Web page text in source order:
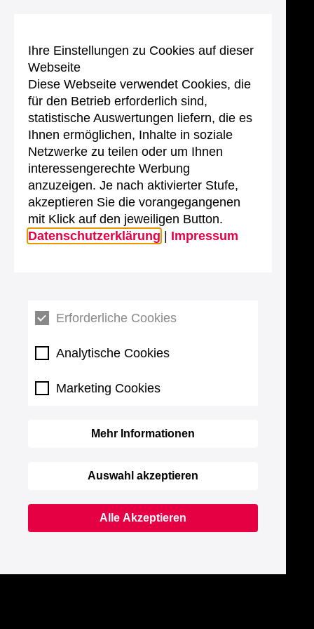
Ihre Einstellungen zu Cookies auf dieser
Webseite
Diese Webseite verwendet Cookies, die
für den Betrieb erforderlich sind,
statistische Auswertungen liefern, die es
Ihnen ermöglichen, Inhalte in soziale
Netzwerke zu teilen oder um Ihnen
interessengerechte Werbung
anzuzeigen. Je nach aktivierter Stufe,
akzeptieren Sie die vorangegangenen
mit Klick auf den jeweiligen Button.
Datenschutzerklärung
Impressum
Erforderliche Cookies
Analytische Cookies
Marketing Cookies
Mehr Informationen
Auswahl akzeptieren
Alle Akzeptieren